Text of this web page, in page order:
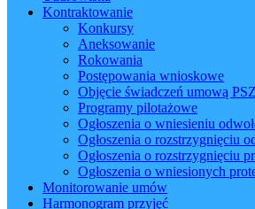
Kontraktowanie
Konkursy
Aneksowanie
Rokowania
Postępowania wnioskowe
Objęcie świadczeń umową PSZ
Programy pilotażowe
Ogłoszenia o wniesieniu
Ogłoszenia o rozstrzygnięciu
Ogłoszenia o rozstrzygnięciu
Ogłoszenia o wniesionych
Monitorowanie umów
Harmonogram przyjęć